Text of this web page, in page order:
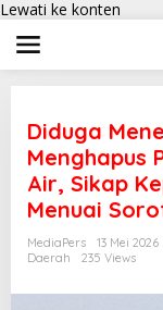
Lewati ke konten
Diduga
Menghapus
Air, Sikap
Menuai
MediaPers
13 Mei 2026
Daerah
235 Views